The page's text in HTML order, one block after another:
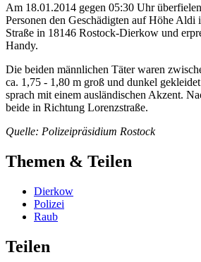
Am 18.01.2014 gegen 05:30 Uhr
Personen den Geschädigten auf Höhe
Straße in 18146 Rostock-Dierkow und
Handy.
Die beiden männlichen Täter waren
ca. 1,75 - 1,80 m groß und dunkel
sprach mit einem ausländischen Akzent.
beide in Richtung Lorenzstraße.
Quelle: Polizeipräsidium Rostock
Themen & Teilen
Dierkow
Polizei
Raub
Teilen